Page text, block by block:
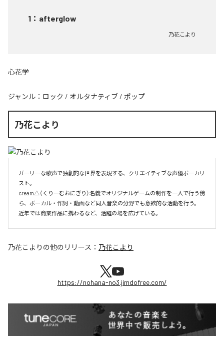
1 ： afterglow
乃花こより
心花学
ジャンル： ロック / オルタナティブ / ポップ
乃花こより
ガーリーな歌声で独創的な世界を表現する、クリエイティブな声優ボーカリ
スト。
cream△（くりーむおにぎり）名義でオリジナルゲームの制作を一人で行う傍
ら、ボーカル・作詞・動画など同人音楽の分野でも意欲的な活動を行う。
近年では商業作品に携わるなど、活躍の場を広げている。
乃花こより の他のリリース： 乃花こより
https://nohana-no3.jimdofree.com/